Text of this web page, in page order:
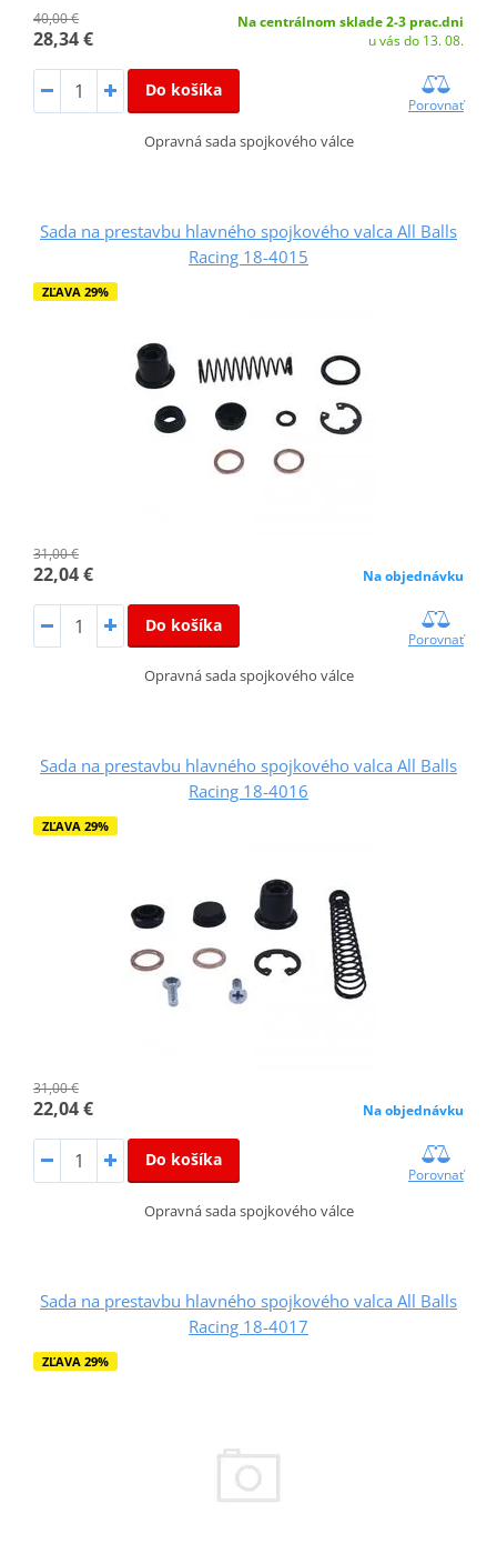
40,00 €
28,34 €
Na centrálnom sklade 2-3 prac.dni
u vás do 13. 08.
Do košíka
Porovnať
Opravná sada spojkového válce
Sada na prestavbu hlavného spojkového valca All Balls
Racing 18-4015
ZĽAVA 29%
31,00 €
22,04 € Na objednávku
Do košíka
Porovnať
Opravná sada spojkového válce
Sada na prestavbu hlavného spojkového valca All Balls
Racing 18-4016
ZĽAVA 29%
31,00 €
22,04 € Na objednávku
Do košíka
Porovnať
Opravná sada spojkového válce
Sada na prestavbu hlavného spojkového valca All Balls
Racing 18-4017
ZĽAVA 29%